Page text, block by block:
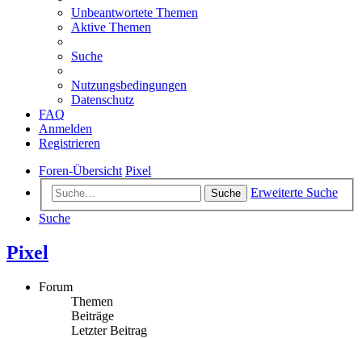
Unbeantwortete Themen
Aktive Themen
Suche
Nutzungsbedingungen
Datenschutz
FAQ
Anmelden
Registrieren
Foren-Übersicht Pixel
Suche
Erweiterte Suche
Suche
Pixel
Forum
Themen
Beiträge
Letzter Beitrag